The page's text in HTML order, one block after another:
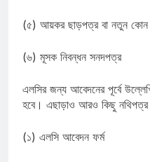
(৫) আয়কর ছাড়পত্র বা নতুন কোন
(৬) মূসক নিবন্ধন সনদপত্র
এলসির জন্য আবেদনের পূর্বে
হবে। এছাড়াও আরও কিছু নথিপত্র
(১) এলসি আবেদন ফর্ম